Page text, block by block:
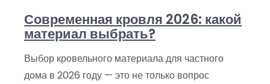
Современная кровля 2026: какой
материал выбрать?
Выбор кровельного материала для частного
дома в 2026 году — это не только вопрос